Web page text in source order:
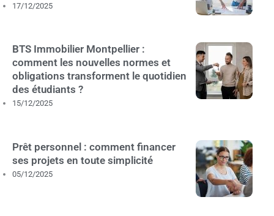
17/12/2025
BTS Immobilier Montpellier :
comment les nouvelles normes et
obligations transforment le quotidien
des étudiants ?
15/12/2025
Prêt personnel : comment financer
ses projets en toute simplicité
05/12/2025